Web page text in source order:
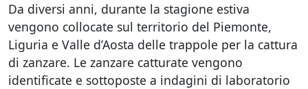
Da diversi anni, durante la stagione estiva
vengono collocate sul territorio del Piemonte,
Liguria e Valle d’Aosta delle trappole per la cattura
di zanzare. Le zanzare catturate vengono
identificate e sottoposte a indagini di laboratorio